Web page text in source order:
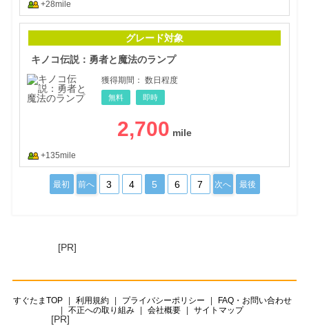
+28mile
グレード対象
キノコ伝説：勇者と魔法のランプ
獲得期間： 数日程度
無料 即時
2,700
+135mile
最初 前へ 3 4 5 6 7 次へ 最後
[PR]
すぐたまTOP 利用規約 プライバシーポリシー
FAQ・お問い合わせ
不正への取り組み
会社概要 サイトマップ
[PR]